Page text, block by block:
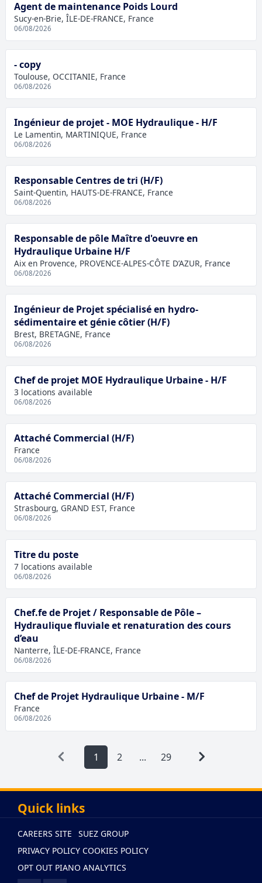
Agent de maintenance Poids Lourd
Sucy-en-Brie, ÎLE-DE-FRANCE, France
06/08/2026
- copy
Toulouse, OCCITANIE, France
06/08/2026
Ingénieur de projet - MOE Hydraulique - H/F
Le Lamentin, MARTINIQUE, France
06/08/2026
Responsable Centres de tri (H/F)
Saint-Quentin, HAUTS-DE-FRANCE, France
06/08/2026
Responsable de pôle Maître d'oeuvre en
Hydraulique Urbaine H/F
Aix en Provence, PROVENCE-ALPES-CÔTE D’AZUR, France
06/08/2026
Ingénieur de Projet spécialisé en hydro-
sédimentaire et génie côtier (H/F)
Brest, BRETAGNE, France
06/08/2026
Chef de projet MOE Hydraulique Urbaine - H/F
3 locations available
06/08/2026
Attaché Commercial (H/F)
France
06/08/2026
Attaché Commercial (H/F)
Strasbourg, GRAND EST, France
06/08/2026
Titre du poste
7 locations available
06/08/2026
Chef.fe de Projet / Responsable de Pôle –
Hydraulique fluviale et renaturation des cours
d’eau
Nanterre, ÎLE-DE-FRANCE, France
06/08/2026
Chef de Projet Hydraulique Urbaine - M/F
France
06/08/2026
1 2 ... 29
Quick links
CAREERS SITE
SUEZ GROUP
PRIVACY POLICY COOKIES POLICY
OPT OUT PIANO ANALYTICS